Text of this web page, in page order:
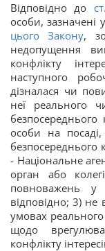
Відповідно до
особи, зазначені
цього Закону,
недопущення
конфлікту
наступного
дізналася чи
неї реального
особи на
безпосереднього
- Національне
орган або
повноважень у
відповідно; 3)
умовах реального
щодо
конфлікту